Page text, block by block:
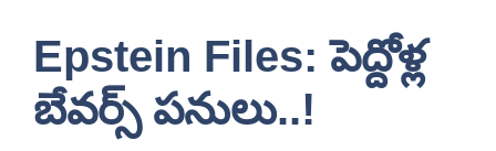
Epstein Files: పెద్దోళ్ల
బేవర్స్ పనులు..!